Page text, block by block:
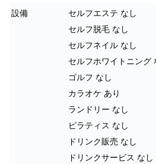
設備
セルフエステ なし
セルフ脱毛 なし
セルフネイル なし
セルフホワイトニング
ゴルフ なし
カラオケ あり
ランドリー なし
ピラティス なし
ドリンク販売 なし
ドリンクサービス なし